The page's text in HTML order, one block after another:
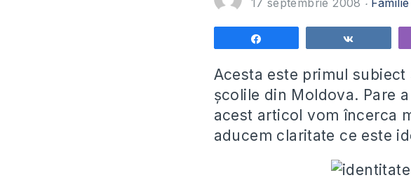
17 septembrie 2008
Acesta este primul
şcolile din Moldova. Pare
acest articol vom încerca
aducem claritate ce este